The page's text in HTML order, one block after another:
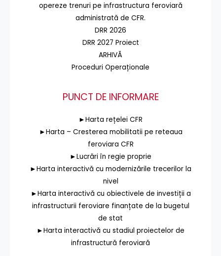
opereze trenuri pe infrastructura feroviară
administrată de CFR.
DRR 2026
DRR 2027 Proiect
ARHIVĂ
Proceduri Operaționale
PUNCT DE INFORMARE
►Harta rețelei CFR
►Harta – Cresterea mobilitatii pe reteaua
feroviara CFR
►Lucrări în regie proprie
►Harta interactivă cu modernizările trecerilor la
nivel
►Harta interactivă cu obiectivele de investiții a
infrastructurii feroviare finanțate de la bugetul
de stat
►Harta interactivă cu stadiul proiectelor de
infrastructură feroviară